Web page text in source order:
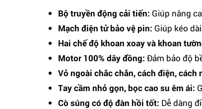
Bộ truyền động cải tiến: Giúp nâng
Mạch điện tử bảo vệ pin: Giúp kéo
Hai chế độ khoan xoay và khoan
Motor 100% dây đồng: Đảm bảo độ
Vỏ ngoài chắc chắn, cách điện, cách
Tay cầm nhỏ gọn, bọc cao su êm ái:
Cò súng có độ đàn hồi tốt: Dễ dàng